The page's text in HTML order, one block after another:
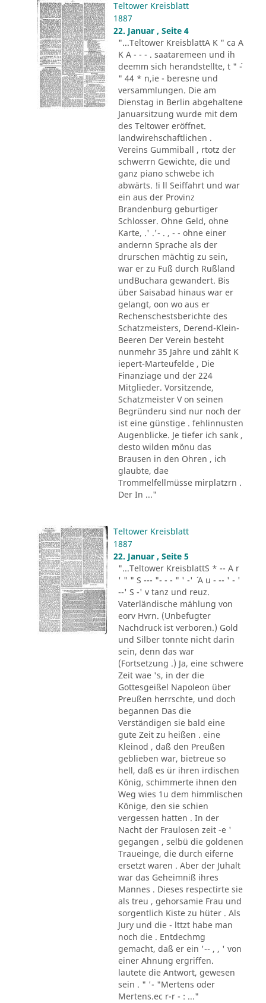
Teltower Kreisblatt
1887
22. Januar , Seite 4
"...Teltower KreisblattA K " ca A
K A - - - . saataremeen und ih
deemm sich herandstellte, t " ´-
" 44 * n,ie - beresne und
versammlungen. Die am
Dienstag in Berlin abgehaltene
Januarsitzung wurde mit dem
des Teltower eröffnet.
landwirehschaftlichen .
Vereins Gummiball , rtotz der
schwerrn Gewichte, die und
ganz piano schwebe ich
abwärts. !i ll Seiffahrt und war
ein aus der Provinz
Brandenburg geburtiger
Schlosser. Ohne Geld, ohne
Karte, .' .'- . , - - ohne einer
andernn Sprache als der
drurschen mächtig zu sein,
war er zu Fuß durch Rußland
undBuchara gewandert. Bis
über Saisabad hinaus war er
gelangt, oon wo aus er
Rechenschestsberichte des
Schatzmeisters, Derend-Klein-
Beeren Der Verein besteht
nunmehr 35 Jahre und zählt K
iepert-Marteufelde , Die
Finanziage und der 224
Mitglieder. Vorsitzende,
Schatzmeister V on seinen
Begründeru sind nur noch der
ist eine günstige . fehlinnusten
Augenblicke. Je tiefer ich sank ,
desto wilden mönu das
Brausen in den Ohren , ich
glaubte, dae
Trommelfellmüsse mirplatzrn .
Der In ..."
Teltower Kreisblatt
1887
22. Januar , Seite 5
"...Teltower KreisblattS * -- A r
' " " S --- "- - - " ' -' ´ A u - -- ' - '
--' S -' v tanz und reuz.
Vaterländische mählung von
eorv Hvrn. (Unbefugter
Nachdruck ist verboren.) Gold
und Silber tonnte nicht darin
sein, denn das war
(Fortsetzung .) Ja, eine schwere
Zeit wae 's, in der die
Gottesgeißel Napoleon über
Preußen herrschte, und doch
begannen Das die
Verständigen sie bald eine
gute Zeit zu heißen . eine
Kleinod , daß den Preußen
geblieben war, bietreue so
hell, daß es ür ihren irdischen
König, schimmerte ihnen den
Weg wies 1u dem himmlischen
Könige, den sie schien
vergessen hatten . In der
Nacht der Fraulosen zeit -e '
gegangen , selbü die goldenen
Traueinge, die durch eiferne
ersetzt waren . Aber der Juhalt
war das Geheimniß ihres
Mannes . Dieses respectirte sie
als treu , gehorsamie Frau und
sorgentlich Kiste zu hüter . Als
Jury und die - lttzt habe man
noch die . Entdechmg
gemacht, daß er ein '-- , , ' von
einer Ahnung ergriffen.
lautete die Antwort, gewesen
sein . " '- "Mertens oder
Mertens.ec r-r - : ..."